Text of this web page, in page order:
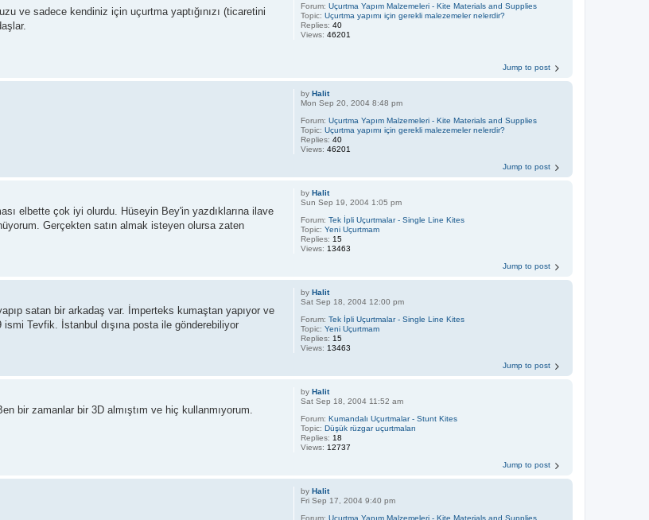
Forum:Uçurtma Yapım Malzemeleri - Kite Materials and Supplies
Topic:Uçurtma yapımı için gerekli malezemeler nelerdir?
Replies:40
Views:46201
ve sadece kendiniz için uçurtma yaptığınızı (ticaretini
Jump to post
byHalit
Mon Sep 20, 2004 8:48 pm
Forum:Uçurtma Yapım Malzemeleri - Kite Materials and Supplies
Topic:Uçurtma yapımı için gerekli malezemeler nelerdir?
Replies:40
Views:46201
Jump to post
byHalit
Sun Sep 19, 2004 1:05 pm
Forum:Tek İpli Uçurtmalar - Single Line Kites
Topic:Yeni Uçurtmam
Replies: 15
Views: 13463
elbette çok iyi olurdu. Hüseyin Bey'in yazdıklarına ilave
Gerçekten satın almak isteyen olursa zaten
Jump to post
byHalit
Sat Sep 18, 2004 12:00 pm
Forum:Tek İpli Uçurtmalar - Single Line Kites
Topic:Yeni Uçurtmam
Replies: 15
Views: 13463
satan bir arkadaş var. İmperteks kumaştan yapıyor ve
Tevfik. İstanbul dışına posta ile gönderebiliyor
Jump to post
byHalit
Sat Sep 18, 2004 11:52 am
Forum:Kumandalı Uçurtmalar - Stunt Kites
Topic:Düşük rüzgar uçurtmaları
Replies: 18
Views: 12737
bir zamanlar bir 3D almıştım ve hiç kullanmıyorum.
Jump to post
byHalit
Fri Sep 17, 2004 9:40 pm
Forum:Uçurtma Yapım Malzemeleri - Kite Materials and Supplies